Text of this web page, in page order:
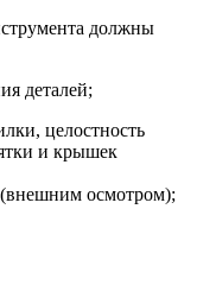
должны
деталей;
целостность
и крышек
осмотром);